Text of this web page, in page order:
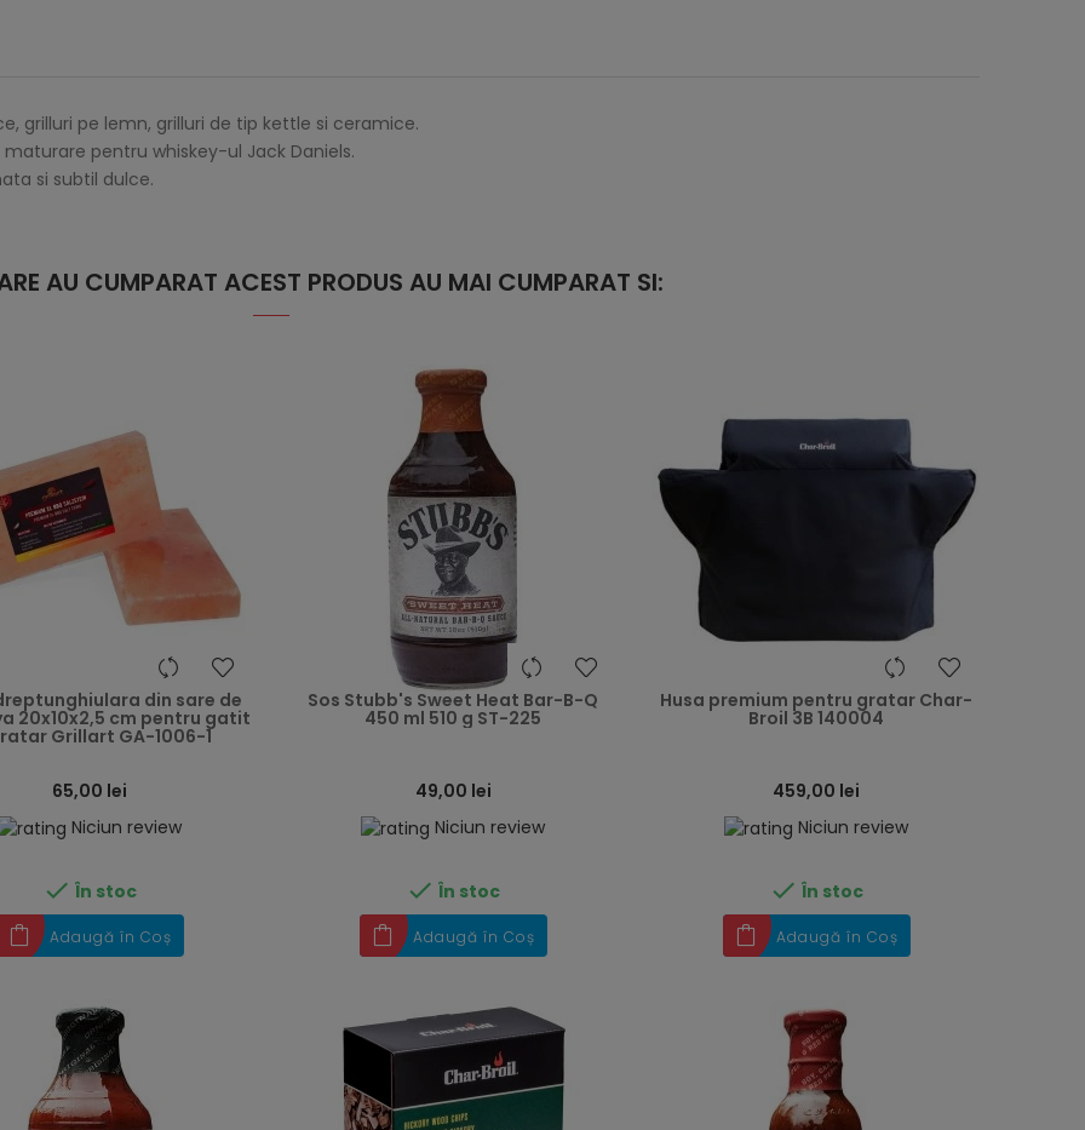
grilluri pe lemn, grilluri de tip kettle si ceramice.
pentru whiskey-ul Jack Daniels.
si subtil dulce.
AU CUMPARAT ACEST PRODUS AU MAI CUMPARAT SI:
heart
din sare de
20x10x2,5 cm pentru gatit
Grillart GA-1006-1
65,00 lei
Niciun review
 În stoc
Adaugă în Coș
heart
Sos Stubb's Sweet Heat Bar-B-Q
450 ml 510 g ST-225
49,00 lei
Niciun review
 În stoc
Adaugă în Coș
heart
Husa premium pentru gratar Char-
Broil 3B 140004
459,00 lei
Niciun review
 În stoc
Adaugă în Coș